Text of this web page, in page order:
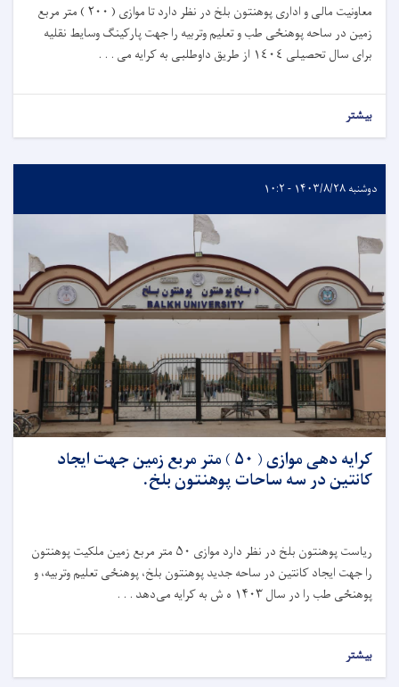
معاونیت مالی و اداری پوهنتون بلخ در نظر دارد تا موازی ( ٢٠٠ ) متر مربع
زمین در ساحه پوهنځی طب و تعلیم وتربیه را جهت پارکینګ وسایط نقلیه
برای‌ سال تحصیلی ١٤٠٤ از طريق داوطلبی به کرایه می . . .
بیشتر
دوشنبه ۱۴۰۳/۸/۲۸ - ۱۰:۲
کرایه دهی موازی ( ۵۰ ) متر مربع زمین جهت ایجاد
کانتین در سه ساحات پوهنتون بلخ.
ریاست پوهنتون بلخ در نظر دارد موازی ۵۰ متر مربع زمین ملکیت پوهنتون
را جهت‌ ایجاد کانتین در ساحه جديد پوهنتون بلخ، پوهنځی تعلیم وتربیه، و
پوهنځی طب را در سال‌۱۴۰۳ ه ش به کرایه می‌دهد . . .
بیشتر